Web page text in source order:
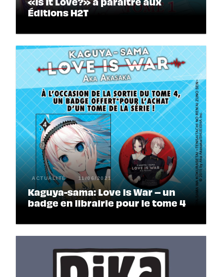
Éditions H2T
ACTUALITÉ 11/06/2021
Kaguya-sama: Love is War – un
badge en librairie pour le tome 4